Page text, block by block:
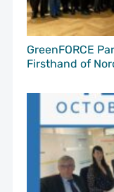
GreenFORCE
Firsthand of